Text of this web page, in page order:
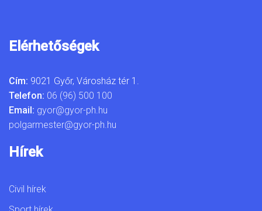
Elérhetőségek
Cím: 9021 Győr, Városház tér 1.
Telefon: 06 (96) 500 100
Email: gyor@gyor-ph.hu
polgarmester@gyor-ph.hu
Hírek
Civil hírek